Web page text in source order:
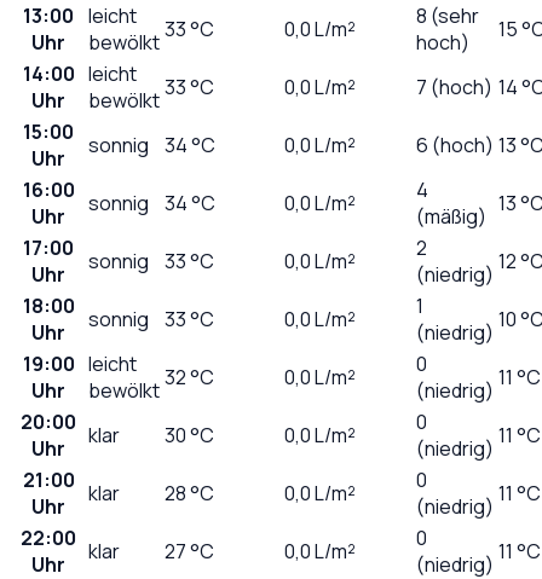
13:00
Uhr
leicht
bewölkt33°C 0,0L/m²
8 (sehr
hoch)
15
14:00
Uhr
leicht
bewölkt33°C 0,0L/m² 7 (hoch) 14
15:00
Uhr
sonnig 34°C 0,0L/m² 6 (hoch) 13
16:00
Uhr
sonnig 34°C 0,0L/m²
4
(mäßig) 13
17:00
Uhr
sonnig 33°C 0,0L/m²
2
(niedrig) 12
18:00
Uhr
sonnig 33°C 0,0L/m²
1
(niedrig) 10
19:00
Uhr
leicht
bewölkt32°C 0,0L/m²
0
(niedrig) 11 °C
20:00
Uhr
klar 30°C 0,0L/m²
0
(niedrig) 11 °C
21:00
Uhr
klar 28°C 0,0L/m²
0
(niedrig) 11 °C
22:00
Uhr
klar 27°C 0,0L/m²
0
(niedrig) 11 °C